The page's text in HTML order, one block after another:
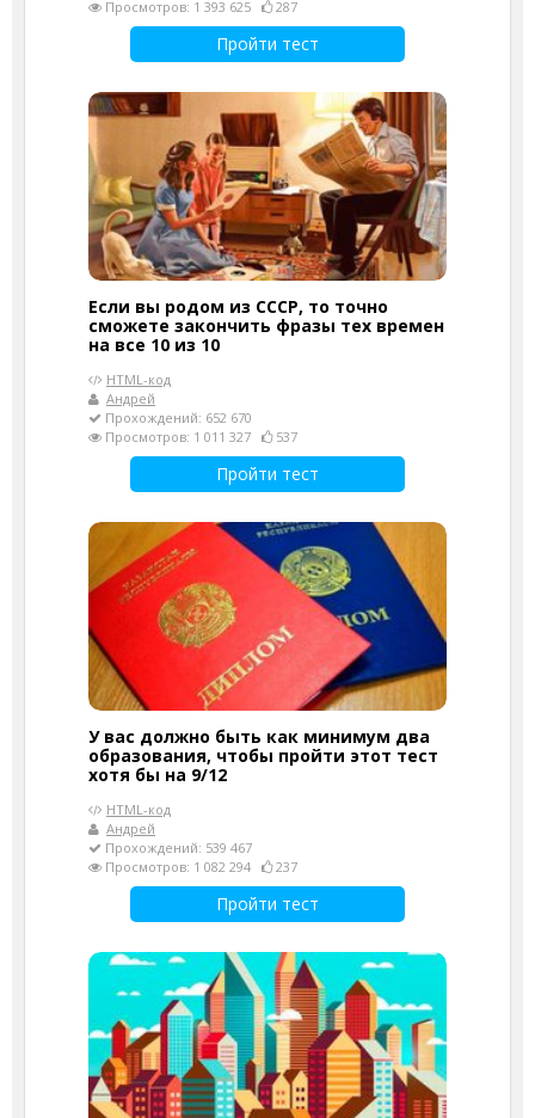
Просмотров: 1 393 625
287
Пройти тест
Если вы родом из СССР, то точно
сможете закончить фразы тех времен
на все 10 из 10
HTML-код
Андрей
Прохождений: 652 670
Просмотров: 1 011 327
537
Пройти тест
У вас должно быть как минимум два
образования, чтобы пройти этот тест
хотя бы на 9/12
HTML-код
Андрей
Прохождений: 539 467
Просмотров: 1 082 294
237
Пройти тест